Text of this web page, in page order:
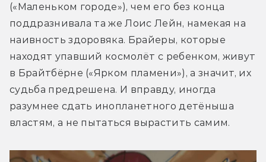
(«Маленьком городе»), чем его без конца
поддразнивала та же Лоис Лейн, намекая на
наивность здоровяка. Брайеры, которые
находят упавший космолёт с ребенком, живут
в Брайтбёрне («Ярком пламени»), а значит, их
судьба предрешена. И вправду, иногда
разумнее сдать инопланетного детёныша
властям, а не пытаться вырастить самим.